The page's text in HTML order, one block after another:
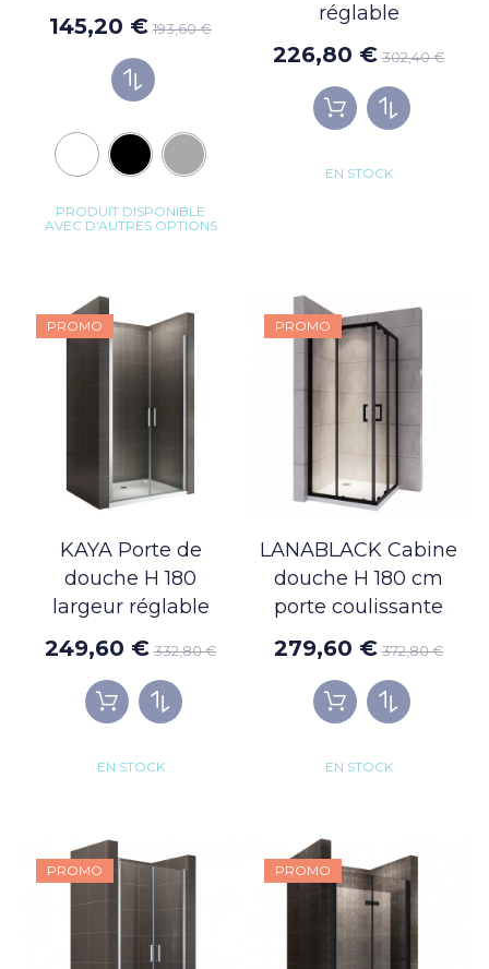
145,20 € 193,60 €
PRODUIT DISPONIBLE
AVEC D'AUTRES OPTIONS
réglable
226,80 € 302,40 €
EN STOCK
PROMO
KAYA Porte de
douche H 180
largeur réglable
249,60 € 332,80 €
EN STOCK
PROMO
LANABLACK Cabine
douche H 180 cm
porte coulissante
279,60 € 372,80 €
EN STOCK
PROMO PROMO